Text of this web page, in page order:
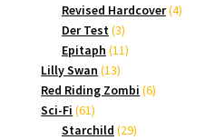
Produkte
Revised Hardcover 44
Der Test 33
Produkte
Epitaph 1111
Lilly Swan 1313
Produkte
Red Riding Zombi 66
Sci-Fi 6161
Produkte
Starchild 2929